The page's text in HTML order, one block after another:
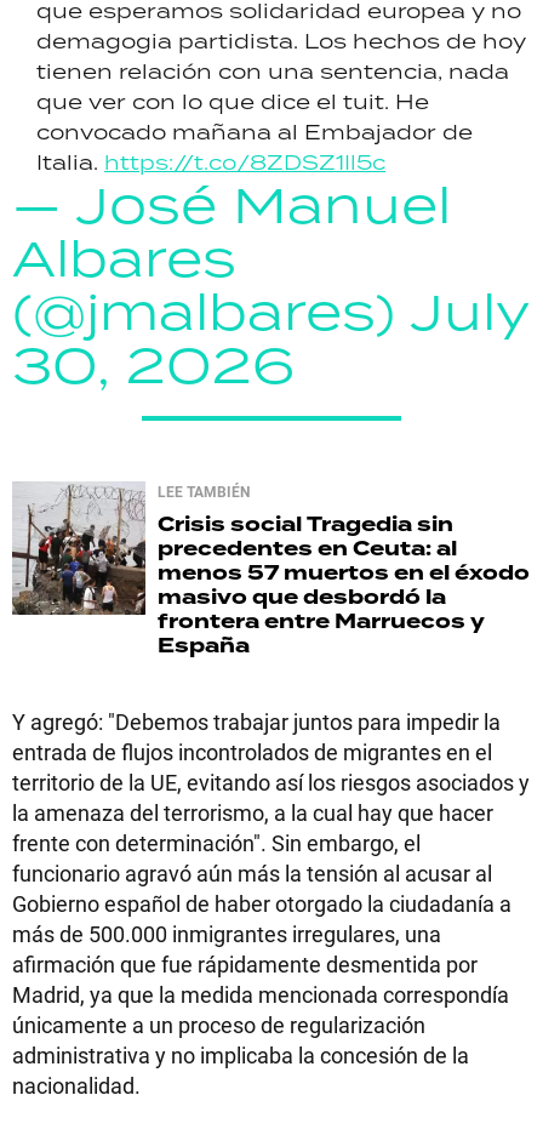
que esperamos solidaridad europea y no
demagogia partidista. Los hechos de hoy
tienen relación con una sentencia, nada
que ver con lo que dice el tuit. He
convocado mañana al Embajador de
Italia. https://t.co/8ZDSZ1Il5c
— José Manuel
Albares
(@jmalbares) July
30, 2026
LEE TAMBIÉN
Crisis socialTragedia sin
precedentes en Ceuta: al
menos 57 muertos en el éxodo
masivo que desbordó la
frontera entre Marruecos y
España
Y agregó: "Debemos trabajar juntos para impedir la
entrada de flujos incontrolados de migrantes en el
territorio de la UE, evitando así los riesgos asociados y
la amenaza del terrorismo, a la cual hay que hacer
frente con determinación". Sin embargo, el
funcionario agravó aún más la tensión al acusar al
Gobierno español de haber otorgado la ciudadanía a
más de 500.000 inmigrantes irregulares, una
afirmación que fue rápidamente desmentida por
Madrid, ya que la medida mencionada correspondía
únicamente a un proceso de regularización
administrativa y no implicaba la concesión de la
nacionalidad.